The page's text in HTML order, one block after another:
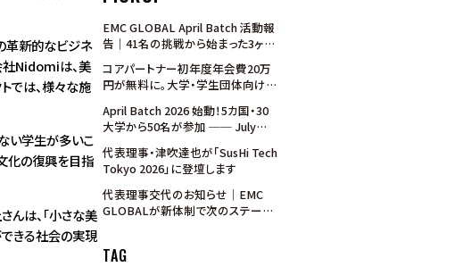
革新的なビジネ
社Nidomiは、美
では、様々な施
い学生が多いこ
化の復興を目指
んは、「小さな美
きる社会の実現
EMC GLOBAL April Batch 活動報
告｜41名の挑戦から始まった3ヶ
入口に立った
コアパートナー初年度年会費20万
円が無料に。大学・学生団体向けパ
ンを7月31日まで実施
April Batch 2026 始動！5カ国・30
大学から50名が参加 ── July
代表理事・津吹達也が「SusHi Tech
Tokyo 2026」に登壇します
代表理事交代のお知らせ｜EMC
GLOBALが新体制で次のステージ
TAG